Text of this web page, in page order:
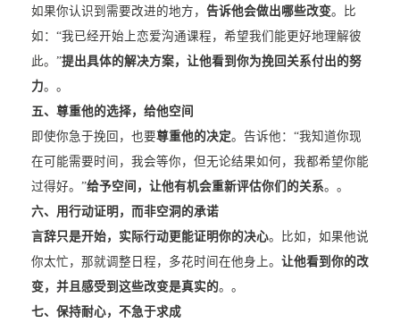
如果你认识到需要改进的地方， 告诉他会做出哪些改变。比
如：“我已经开始上恋爱沟通课程，希望我们能更好地理解彼
此。”提出具体的解决方案，让他看到你为挽回关系付出的努
力。。
五、尊重他的选择，给他空间
即使你急于挽回，也要尊重他的决定。告诉他：“我知道你现
在可能需要时间，我会等你，但无论结果如何，我都希望你能
过得好。”给予空间，让他有机会重新评估你们的关系。。
六、用行动证明，而非空洞的承诺
言辞只是开始，实际行动更能证明你的决心。比如，如果他说
你太忙，那就调整日程，多花时间在他身上。 让他看到你的改
变，并且感受到这些改变是真实的。。
七、保持耐心，不急于求成